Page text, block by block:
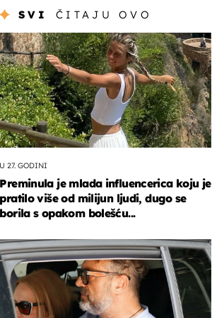
SVI ČITAJU OVO
U 27. GODINI
Preminula je mlada influencerica koju je
pratilo više od milijun ljudi, dugo se
borila s opakom bolešću...